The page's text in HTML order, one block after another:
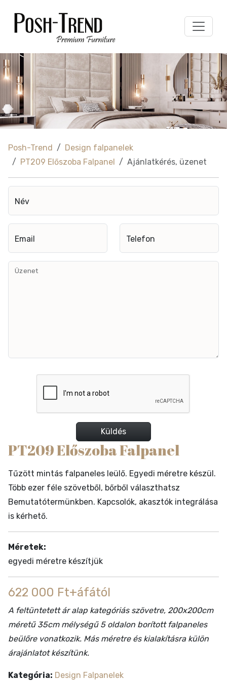
Posh-Trend
Design falpanelek
PT209 Előszoba Falpanel
Ajánlatkérés, üzenet
Név
Email Telefon
Üzenet
Küldés
PT209 Előszoba Falpanel
Tűzött mintás falpaneles leülő. Egyedi méretre készül.
Több ezer féle szövetből, bőrből választhatsz
Bemutatótermünkben. Kapcsolók, akasztók integrálása
is kérhető.
Méretek:
egyedi méretre készítjük
622 000 Ft+áfától
A feltüntetett ár alap kategóriás szövetre, 200x200cm
méretű 35cm mélységű 5 oldalon borított falpaneles
beülőre vonatkozik. Más méretre és kialakításra külön
árajánlatot készítünk.
Kategória: Design Falpanelek